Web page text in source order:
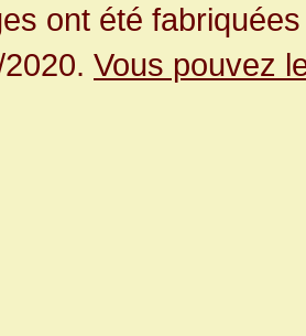
ont été
Vous pouvez